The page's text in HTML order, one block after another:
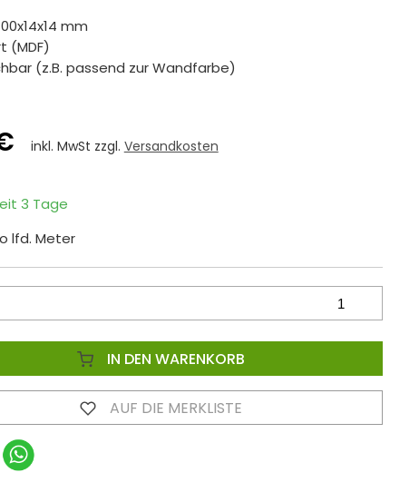
mm
(MDF)
(z.B. passend zur Wandfarbe)
inkl. MwSt zzgl. Versandkosten
3 Tage
lfd. Meter
IN DEN WARENKORB
AUF DIE MERKLISTE